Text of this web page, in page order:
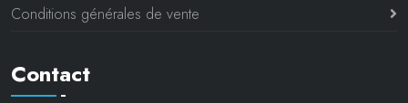
Conditions générales de vente
Contact